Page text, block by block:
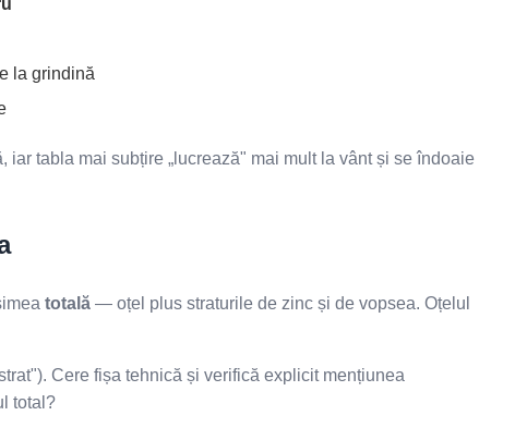
la grindină
iar tabla mai subțire „lucrează" mai mult la vânt și se îndoaie
totală — oțel plus straturile de zinc și de vopsea. Oțelul
Cere fișa tehnică și verifică explicit mențiunea
total?